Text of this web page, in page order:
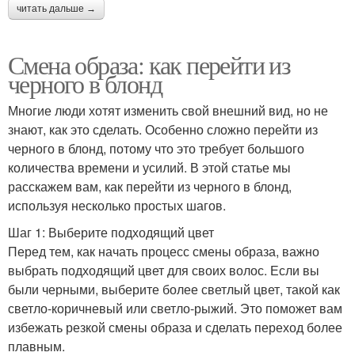
читать дальше →
Смена образа: как перейти из
черного в блонд
Многие люди хотят изменить свой внешний вид, но не
знают, как это сделать. Особенно сложно перейти из
черного в блонд, потому что это требует большого
количества времени и усилий. В этой статье мы
расскажем вам, как перейти из черного в блонд,
используя несколько простых шагов.
Шаг 1: Выберите подходящий цвет
Перед тем, как начать процесс смены образа, важно
выбрать подходящий цвет для своих волос. Если вы
были черными, выберите более светлый цвет, такой как
светло-коричневый или светло-рыжий. Это поможет вам
избежать резкой смены образа и сделать переход более
плавным.